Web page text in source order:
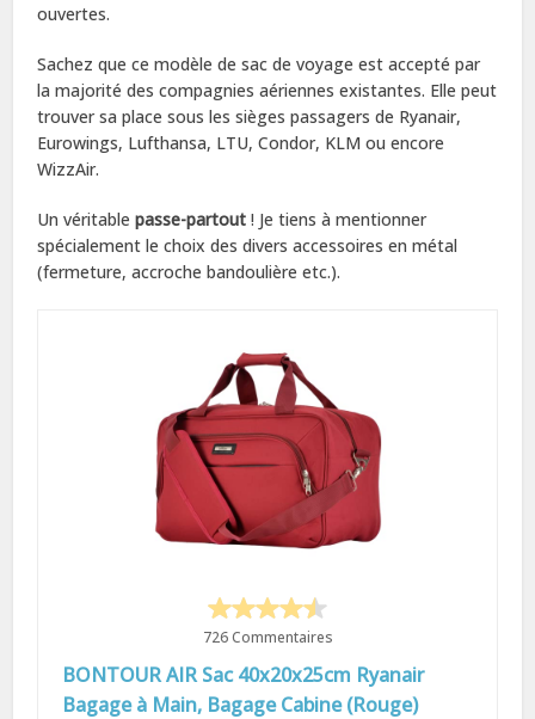
ouvertes.
Sachez que ce modèle de sac de voyage est accepté par
la majorité des compagnies aériennes existantes. Elle peut
trouver sa place sous les sièges passagers de Ryanair,
Eurowings, Lufthansa, LTU, Condor, KLM ou encore
WizzAir.
Un véritablepasse-partout ! Je tiens à mentionner
spécialement le choix des divers accessoires en métal
(fermeture, accroche bandoulière etc.).
726 Commentaires
BONTOUR AIR Sac 40x20x25cm Ryanair
Bagage à Main, Bagage Cabine (Rouge)